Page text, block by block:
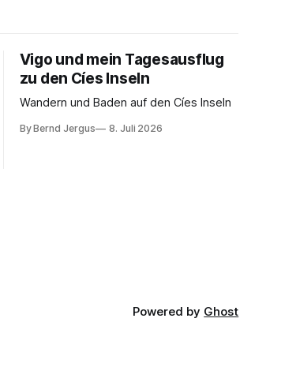
Vigo und mein Tagesausflug
zu den Cíes Inseln
Wandern und Baden auf den Cíes Inseln
By Bernd Jergus 8. Juli 2026
Powered by Ghost